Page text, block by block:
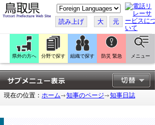
こ
の
ペ
ー
ジ
翻
訳
す
る
読み上げ 大 元
県外の方へ 分野で探す 組織で探す 防災 緊急 メニュー
現在の位置： ホーム 知事のページ 知事日誌